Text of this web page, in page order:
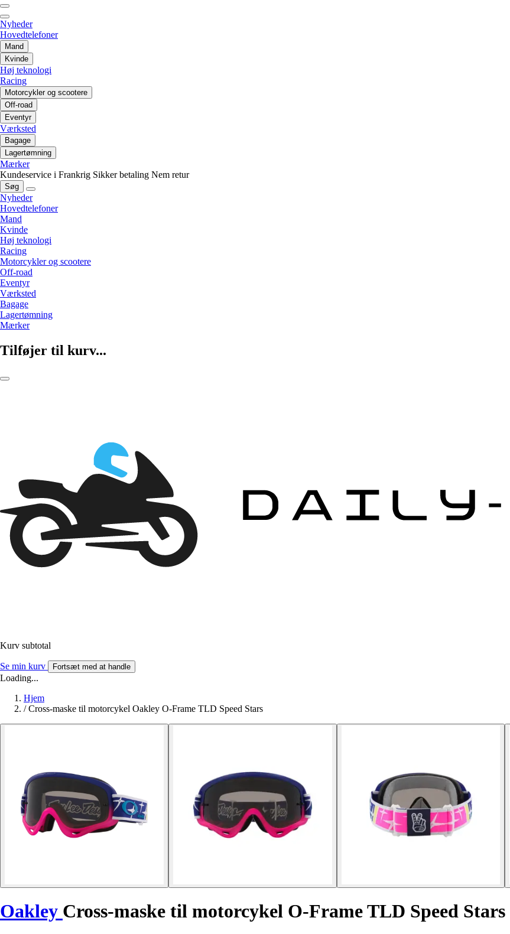
Nyheder
Hovedtelefoner
Mand
Kvinde
Høj teknologi
Racing
Motorcykler og scootere
Off-road
Eventyr
Værksted
Bagage
Lagertømning
Mærker
Kundeservice i Frankrig Sikker betaling Nem retur
Søg
Nyheder
Hovedtelefoner
Mand
Kvinde
Høj teknologi
Racing
Motorcykler og scootere
Off-road
Eventyr
Værksted
Bagage
Lagertømning
Mærker
Tilføjer til kurv...
Kurv subtotal
Se min kurv Fortsæt med at handle
Loading...
Hjem
/ Cross-maske til motorcykel Oakley O-Frame TLD Speed Stars
Oakley Cross-maske til motorcykel O-Frame TLD Speed Stars